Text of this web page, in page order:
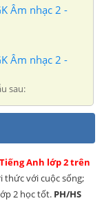
Âm nhạc 2 -
Âm nhạc 2 -
sau:
Anh lớp 2 trên
thức với cuộc sống;
2 học tốt. PH/HS